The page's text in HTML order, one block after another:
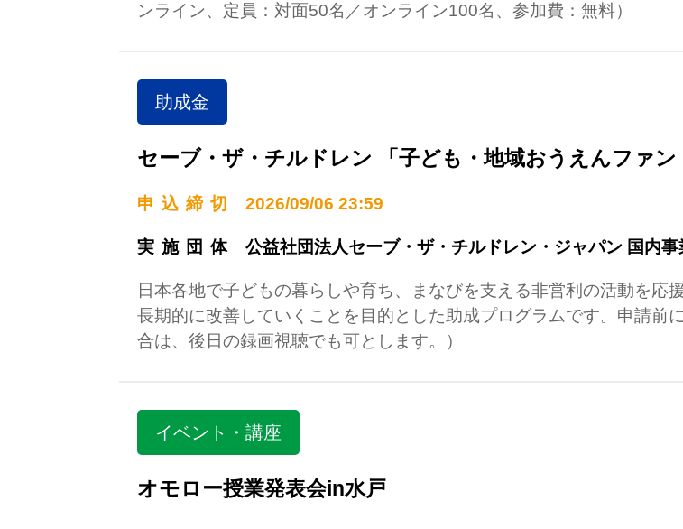
ンライン、定員：対面50名／オンライン100名、参加費：無料）
助成金
セーブ・ザ・チルドレン 「子ども・地域おうえんファン
申込締切 2026/09/06 23:59
実施団体 公益社団法人セーブ・ザ・チルドレン・ジャパン 国内
日本各地で子どもの暮らしや育ち、まなびを支える非営利の活動を応
長期的に改善していくことを目的とした助成プログラムです。申請前
合は、後日の録画視聴でも可とします。）
イベント・講座
オモロー授業発表会in水戸